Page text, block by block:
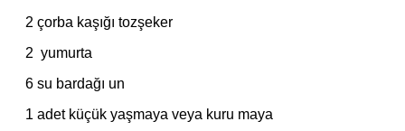
2 çorba kaşığı tozşeker
2 yumurta
6 su bardağı un
1 adet küçük yaşmaya veya kuru maya